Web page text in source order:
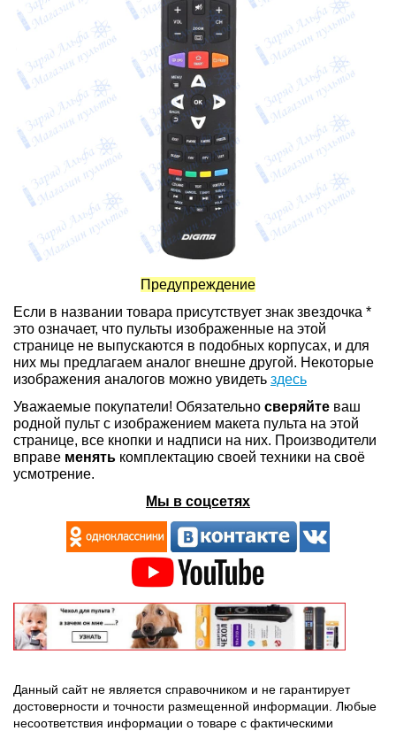
Предупреждение
Если в названии товара присутствует знак звездочка *
это означает, что пульты изображенные на этой
странице не выпускаются в подобных корпусах, и для
них мы предлагаем аналог внешне другой. Некоторые
изображения аналогов можно увидеть здесь
Уважаемые покупатели! Обязательно сверяйте ваш
родной пульт с изображением макета пульта на этой
странице, все кнопки и надписи на них. Производители
вправе менять комплектацию своей техники на своё
усмотрение.
Мы в соцсетях
Данный сайт не является справочником и не гарантирует
достоверности и точности размещенной информации. Любые
несоответствия информации о товаре с фактическими